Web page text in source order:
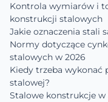
Kontrola wymiarów i
konstrukcji stalowych
Jakie oznaczenia stali
Normy dotyczące
stalowych w 2026
Kiedy trzeba wykonać
stalowej?
Stalowe konstrukcje